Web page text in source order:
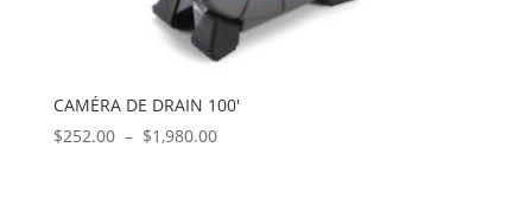
CAMÉRA DE DRAIN 100′
$252.00 – $1,980.00Plage